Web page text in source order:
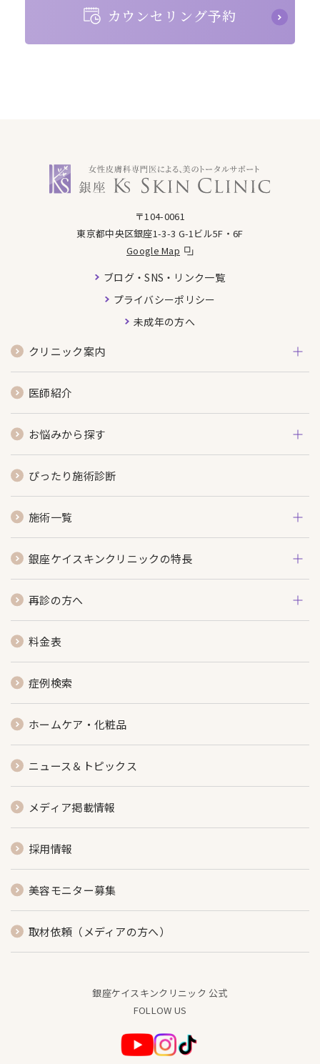
カウンセリング予約
銀座ケイスキンクリニック
〒104-0061
東京都中央区銀座1-3-3 G-1ビル5F・6F
Google Map
ブログ・SNS・リンク一覧
プライバシーポリシー
未成年の方へ
クリニック案内
医師紹介
お悩みから探す
ぴったり施術診断
施術一覧
銀座ケイスキンクリニックの特長
再診の方へ
料金表
症例検索
ホームケア・化粧品
ニュース＆トピックス
メディア掲載情報
採用情報
美容モニター募集
取材依頼（メディアの方へ）
銀座ケイスキンクリニック 公式
FOLLOW US